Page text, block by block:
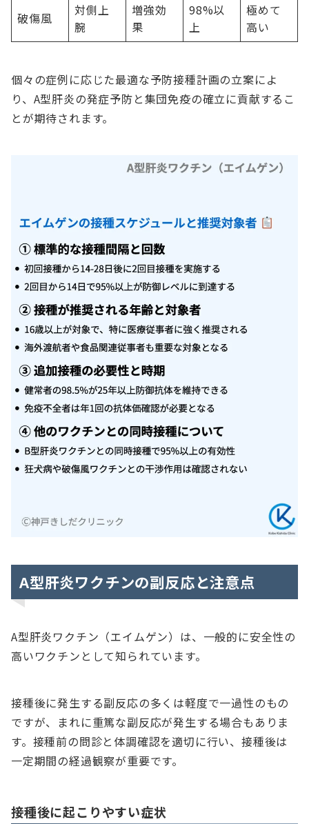
破傷風
対側上
腕
増強効
果
98%以
上
極めて
高い
個々の症例に応じた最適な予防接種計画の立案によ
り、A型肝炎の発症予防と集団免疫の確立に貢献するこ
とが期待されます。
A型肝炎ワクチンの副反応と注意点
A型肝炎ワクチン（エイムゲン）は、一般的に安全性の
高いワクチンとして知られています。
接種後に発生する副反応の多くは軽度で一過性のもの
ですが、まれに重篤な副反応が発生する場合もありま
す。接種前の問診と体調確認を適切に行い、接種後は
一定期間の経過観察が重要です。
接種後に起こりやすい症状